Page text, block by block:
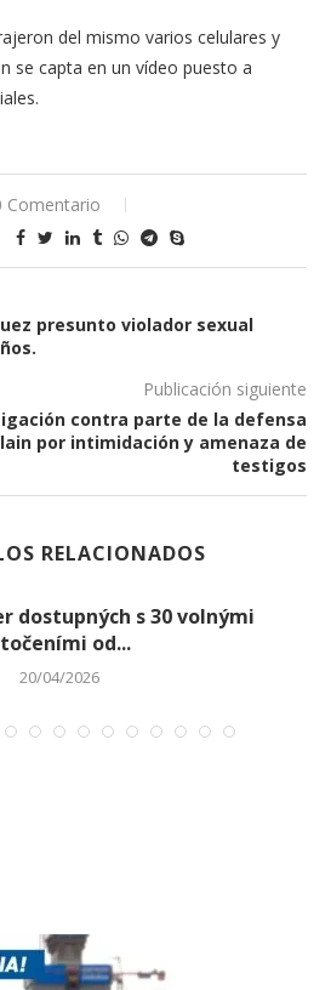
del mismo varios celulares y
se capta en un vídeo puesto a
Comentario
presunto violador sexual
Publicación siguiente
contra parte de la defensa
por intimidación y amenaza de
testigos
RELACIONADOS
dostupných s 30 volnými
od...
20/04/2026